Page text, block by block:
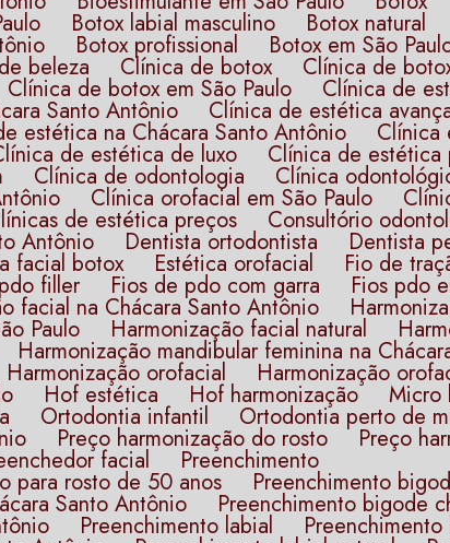
Botox labial masculino Botox natural
Botox profissional Botox em São
beleza Clínica de botox Clínica de
Clínica de botox em São Paulo Clínica de
Santo Antônio Clínica de estética
estética na Chácara Santo Antônio
Clínica de estética de luxo Clínica de
Clínica de odontologia​ Clínica
Clínica orofacial em São Paulo
Clínicas de estética preços Consultório
Antônio Dentista ortodontista​ Dentista
facial botox Estética orofacial Fio de
filler Fios de pdo com garra Fios pdo
facial na Chácara Santo Antônio
Paulo Harmonização facial natural
Harmonização mandibular feminina na
Harmonização orofacial Harmonização
Hof estética Hof harmonização
Ortodontia​ infantil Ortodontia​ perto de
Preço harmonização do rosto Preço
facial Preenchimento
para rosto de 50 anos Preenchimento
Santo Antônio Preenchimento bigode
Preenchimento labial